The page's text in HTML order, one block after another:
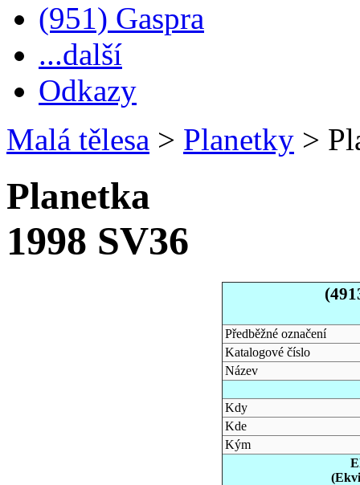
(951) Gaspra
...další
Odkazy
Malá tělesa > Planetky >
Planetka
1998 SV36
Předběžné označení
Katalogové číslo
Název
Kdy
Kde
Kým